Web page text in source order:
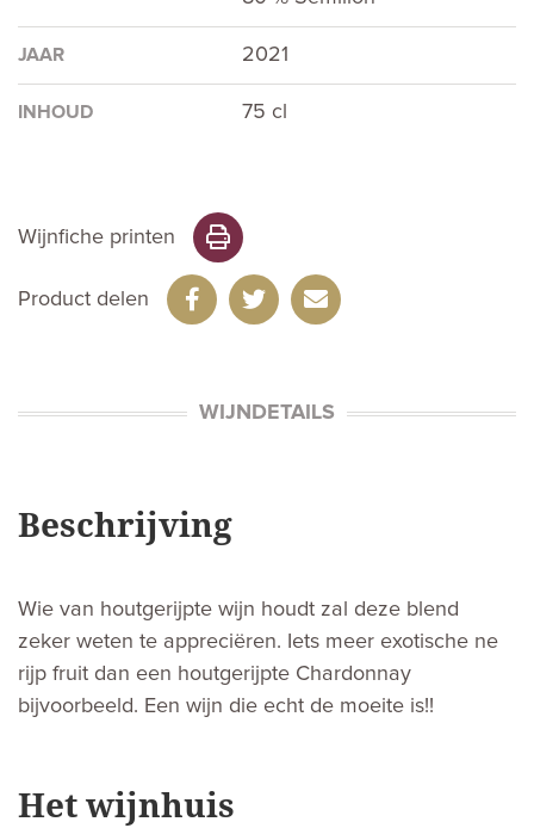
JAAR 2021
INHOUD 75 cl
Wijnfiche printen
Product delen
WIJNDETAILS
Beschrijving
Wie van houtgerijpte wijn houdt zal deze blend
zeker weten te appreciëren. Iets meer exotische ne
rijp fruit dan een houtgerijpte Chardonnay
bijvoorbeeld. Een wijn die echt de moeite is!!
Het wijnhuis